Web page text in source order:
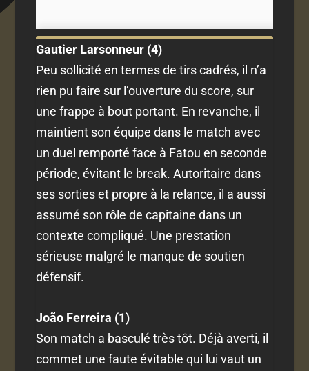
Gautier Larsonneur (4)
Peu sollicité en termes de tirs cadrés, il n’a
rien pu faire sur l’ouverture du score, sur
une frappe à bout portant. En revanche, il
maintient son équipe dans le match avec
un duel remporté face à Fatou en seconde
période, évitant le break. Autoritaire dans
ses sorties et propre à la relance, il a aussi
assumé son rôle de capitaine dans un
contexte compliqué. Une prestation
sérieuse malgré le manque de soutien
défensif.
João Ferreira (1)
Son match a basculé très tôt. Déjà averti, il
commet une faute évitable qui lui vaut un